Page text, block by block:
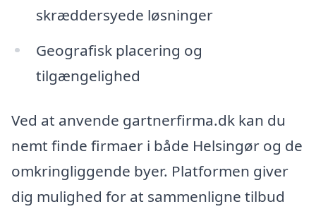
skræddersyede løsninger
Geografisk placering og
tilgængelighed
Ved at anvende gartnerfirma.dk kan du
nemt finde firmaer i både Helsingør og de
omkringliggende byer. Platformen giver
dig mulighed for at sammenligne tilbud